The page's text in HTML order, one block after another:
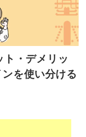
ト・デメリッ
を使い分ける